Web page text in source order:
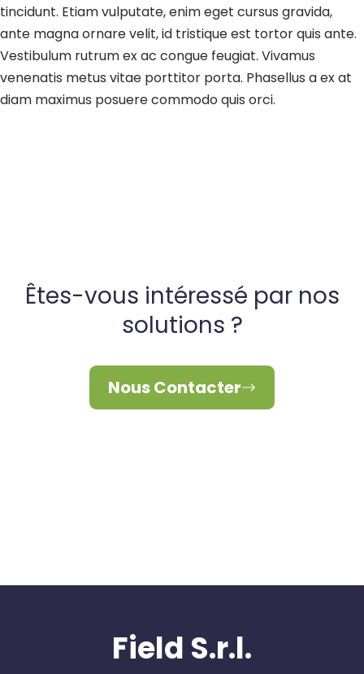
tincidunt. Etiam vulputate, enim eget cursus gravida,
ante magna ornare velit, id tristique est tortor quis ante.
Vestibulum rutrum ex ac congue feugiat. Vivamus
venenatis metus vitae porttitor porta. Phasellus a ex at
diam maximus posuere commodo quis orci.
Êtes-vous intéressé par nos
solutions ?
Nous Contacter
Field S.r.l.